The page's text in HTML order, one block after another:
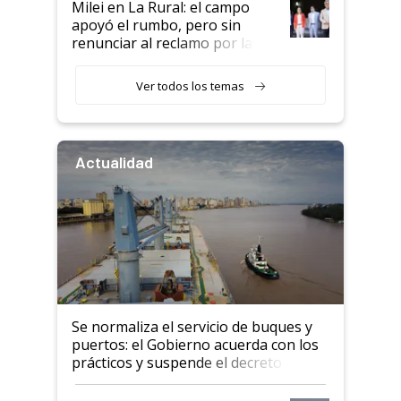
Milei en La Rural: el campo
apoyó el rumbo, pero sin
renunciar al reclamo por las
Ver todos los temas
Actualidad
Se normaliza el servicio de buques y
puertos: el Gobierno acuerda con los
prácticos y suspende el decreto de
desregulación